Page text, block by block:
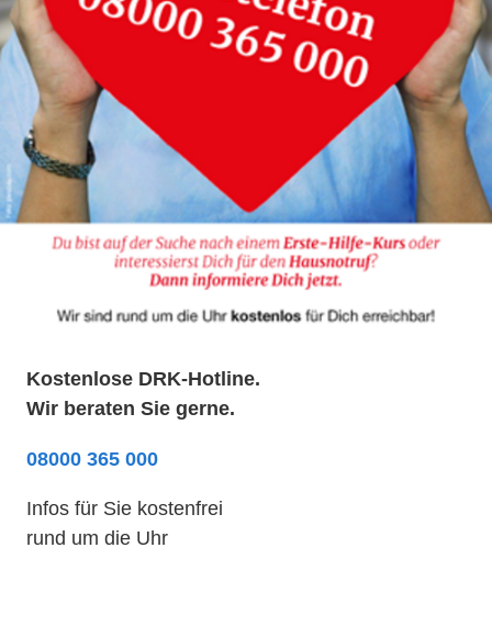
Kostenlose DRK-Hotline.
Wir beraten Sie gerne.
08000 365 000
Infos für Sie kostenfrei
rund um die Uhr